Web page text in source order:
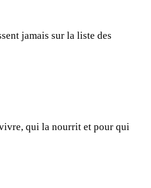
jamais sur la liste des
qui la nourrit et pour qui